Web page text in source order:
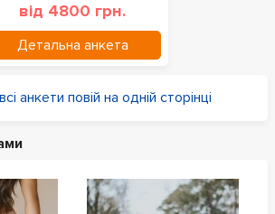
від 4800 грн.
Детальна анкета
анкети повій на одній сторінці